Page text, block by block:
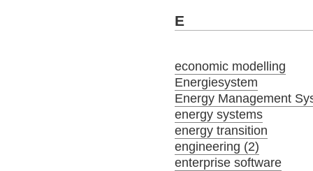
E
economic modelling
Energiesystem
Energy Management
energy systems
energy transition
engineering (2)
enterprise software